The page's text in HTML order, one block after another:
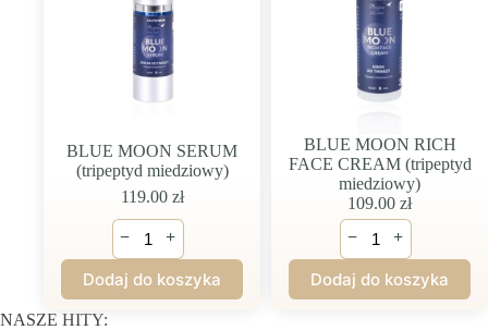
BLUE MOON SERUM
(tripeptyd miedziowy)
119.00 zł
ilość
BLUE
MOON
SERUM
(tripeptyd
− +
Dodaj do koszyka
BLUE MOON RICH
FACE CREAM (tripeptyd
miedziowy)
109.00 zł
ilość
BLUE
MOON
RICH
FACE
− +
Dodaj do koszyka
NASZE HITY: